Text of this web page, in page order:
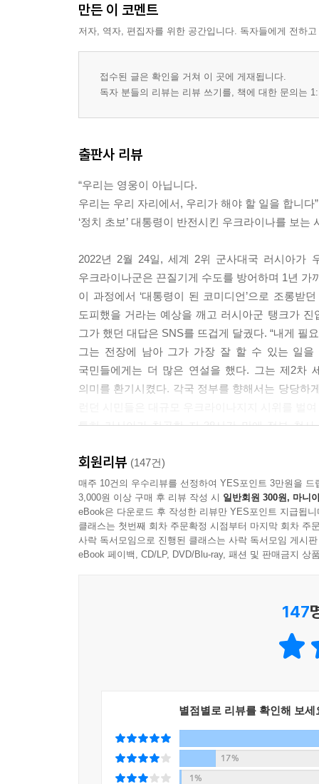
만든 이 코멘트
저자, 역자, 편집자를 위한 공간입니다. 독자들에게 전하
접수된 글은 확인을 거쳐 이 곳에 게재됩니다.
독자 분들의 리뷰는 리뷰 쓰기를, 책에 대한 문의는
출판사 리뷰
“우리는 영웅이 아닙니다.
우리는 우리 자리에서, 우리가 해야 할 일을 합니다”
‘정치 초보’ 대통령이 반전시킨 우크라이나를 보는
2022년 2월 24일, 세계 2위 군사대국 러시아가
우크라이나군은 끈질기게 수도를 방어하며 1년
이 과정에서 ‘대통령이 된 코미디언’으로 조롱받
도피했을 거라는 예상을 깨고 러시아군 탱크가
그가 했던 대답은 SNS를 뜨겁게 달궜다. “내게 필
그는 전장에 남아 그가 가장 잘 할 수 있는 일
국민들에게는 더 많은 연설을 했다. 그는 제2차
의미를 환기시켰다. 각국 정부를 향해서는 당당하
특히 러시아가 침공한 지 38시간 만에 정부 청
“국민 여러분, 안녕하십니까. 우리는 모두 여기
독립을 지켜낼 것입니다. 우리는 지금처럼 앞으로
짧고 강력한 이 연설은 우크라이나 국민을 국기
물들이기 시작했다. 《타임》은 2022년 올해의 인
영국에서는 처칠, 미국에서는 링컨을 되살리는 연설
세계 시민의 마음을 사로잡았다. 사람들은 이제
위기를 가장 최전선에서 지켜주고 있는 것이 우크
“동맹국들의 지원이 있든 없든 우리는 우리의 영
회원리뷰 (147건)
매주 10건의 우수리뷰를 선정하여 YES포인트 3만원을 드
3,000원 이상 구매 후 리뷰 작성 시 일반회원 300원, 마니
eBook은 다운로드 후 작성한 리뷰만 YES포인트 지급됩니
클래스는 첫번째 회차 주문확정 시점부터 마지막 회차 주
사락 독서모임으로 진행된 클래스는 사락 독서모임 게시
eBook 페이백, CD/LP, DVD/Blu-ray, 패션 및 판매금지 상
147
별점별로 리뷰를 확인해 보세
17%
1%